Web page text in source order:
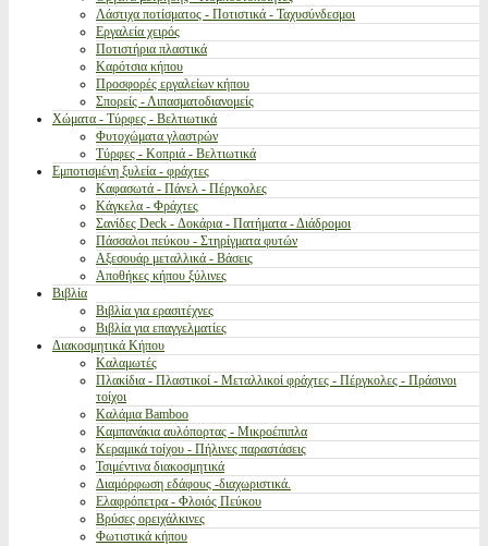
Λάστιχα ποτίσματος - Ποτιστικά - Ταχυσύνδεσμοι
Εργαλεία χειρός
Ποτιστήρια πλαστικά
Καρότσια κήπου
Προσφορές εργαλείων κήπου
Σπορείς - Λιπασματοδιανομείς
Χώματα - Τύρφες - Βελτιωτικά
Φυτοχώματα γλαστρών
Τύρφες - Κοπριά - Βελτιωτικά
Εμποτισμένη ξυλεία - φράχτες
Καφασωτά - Πάνελ - Πέργκολες
Κάγκελα - Φράχτες
Σανίδες Deck - Δοκάρια - Πατήματα - Διάδρομοι
Πάσσαλοι πεύκου - Στηρίγματα φυτών
Αξεσουάρ μεταλλικά - Βάσεις
Αποθήκες κήπου ξύλινες
Βιβλία
Βιβλία για ερασιτέχνες
Βιβλία για επαγγελματίες
Διακοσμητικά Κήπου
Καλαμωτές
Πλακίδια - Πλαστικοί - Μεταλλικοί φράχτες - Πέργκολες - Πράσινοι
τοίχοι
Καλάμια Bamboo
Καμπανάκια αυλόπορτας - Μικροέπιπλα
Κεραμικά τοίχου - Πήλινες παραστάσεις
Τσιμέντινα διακοσμητικά
Διαμόρφωση εδάφους -διαχωριστικά.
Ελαφρόπετρα - Φλοιός Πεύκου
Βρύσες ορειχάλκινες
Φωτιστικά κήπου